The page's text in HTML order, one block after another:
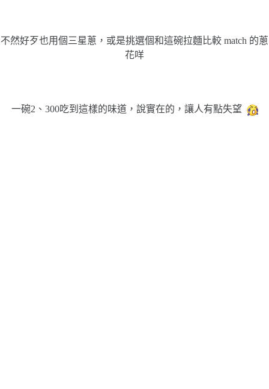
不然好歹也用個三星蔥，或是挑選個和這碗拉麵比較 match 的蔥
花咩
一碗2、300吃到這樣的味道，說實在的，讓人有點失望